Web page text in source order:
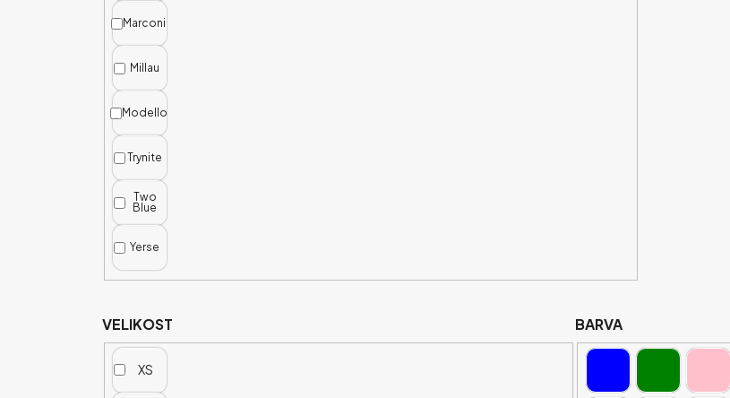
Marconi
Millau
Modello
Trynite
Two
Blue
Yerse
BARVA
VELIKOST
XS